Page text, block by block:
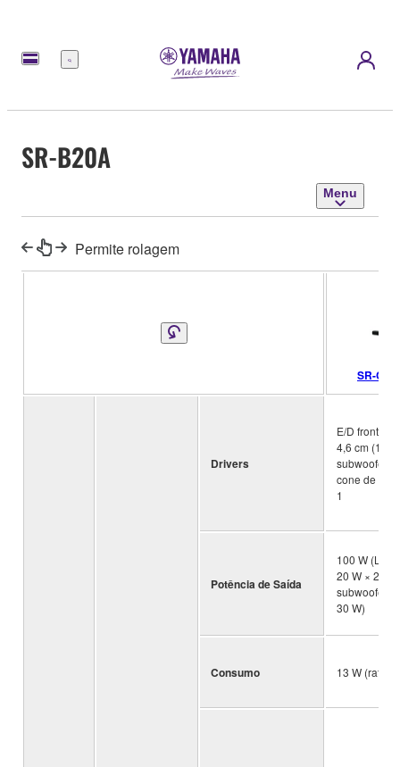
Menu
SR-B20A
Menu
Permite rolagem
SR-
Drivers
E/D frontal:
4,6 cm (1,8
subwoofer
cone de 7,5
1
Potência de Saída
100 W (L/R
20 W × 2
subwoofer
30 W)
Consumo 13 W